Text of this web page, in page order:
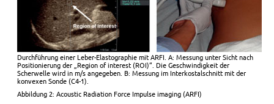
Durchführung einer Leber-Elastographie mit ARFI. A: Messung unter Sicht nach
Positionierung der „Region of interest (ROI)“. Die Geschwindigkeit der
Scherwelle wird in m/s angegeben. B: Messung im Interkostalschnitt mit der
konvexen Sonde (C4-1).
Abbildung 2: Acoustic Radiation Force Impulse imaging (ARFI)